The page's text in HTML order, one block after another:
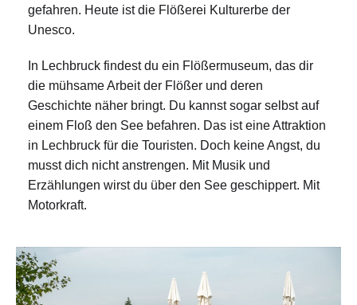
gefahren. Heute ist die Flößerei Kulturerbe der
Unesco.
In Lechbruck findest du ein Flößermuseum, das dir
die mühsame Arbeit der Flößer und deren
Geschichte näher bringt. Du kannst sogar selbst auf
einem Floß den See befahren. Das ist eine Attraktion
in Lechbruck für die Touristen. Doch keine Angst, du
musst dich nicht anstrengen. Mit Musik und
Erzählungen wirst du über den See geschippert. Mit
Motorkraft.